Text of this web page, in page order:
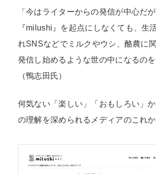
「今はライターからの発信が中心だ
『milushi』を起点にしなくても、生
れSNSなどでミルクやウシ、酪農に
発信し始めるような世の中になるのを
（鴨志田氏）
何気ない「楽しい」「おもしろい」
の理解を深められるメディアのこれか